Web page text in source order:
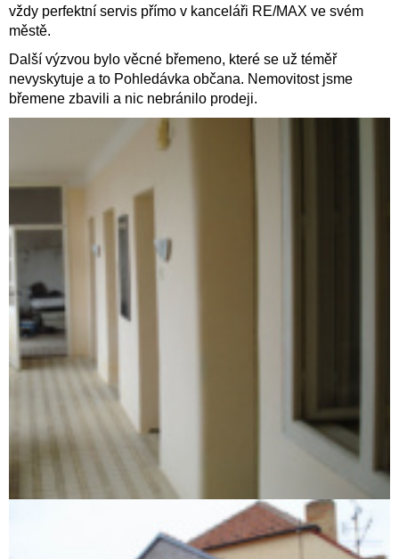
vždy perfektní servis přímo v kanceláři RE/MAX ve svém
městě.
Další výzvou bylo věcné břemeno, které se už téměř
nevyskytuje a to Pohledávka občana. Nemovitost jsme
břemene zbavili a nic nebránilo prodeji.